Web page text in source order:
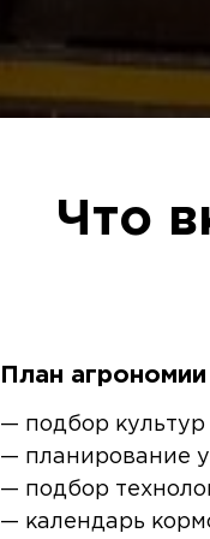
Что
План агрономии
— подбор
— планирование
— подбор
— календарь